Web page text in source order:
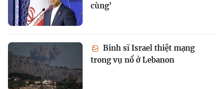
cùng'
Binh sĩ Israel thiệt mạng
trong vụ nổ ở Lebanon